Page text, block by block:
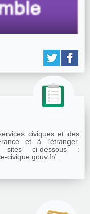
civiques et des
et à l’étranger.
sites ci-dessous :
civique.gouv.fr/...